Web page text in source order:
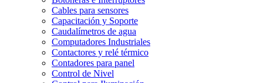
Cables para sensores
Capacitación y Soporte
Caudalímetros de agua
Computadores Industriales
Contactores y relé térmico
Contadores para panel
Control de Nivel